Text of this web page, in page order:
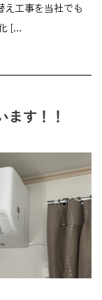
工事を当社でも
[…
ます！！